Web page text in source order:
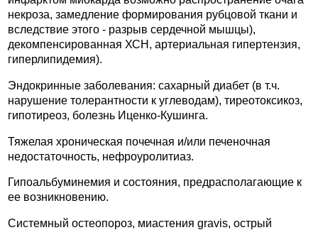
некроза, замедление формирования рубцовой ткани и
вследствие этого - разрыв сердечной мышцы),
декомпенсированная ХСН, артериальная гипертензия,
гиперлипидемия).
Эндокринные заболевания: сахарный диабет (в т.ч.
нарушение толерантности к углеводам), тиреотоксикоз,
гипотиреоз, болезнь Иценко-Кушинга.
Тяжелая хроническая почечная и/или печеночная
недостаточность, нефроуролитиаз.
Гипоальбуминемия и состояния, предрасполагающие к
ее возникновению.
Системный остеопороз, миастения gravis, острый